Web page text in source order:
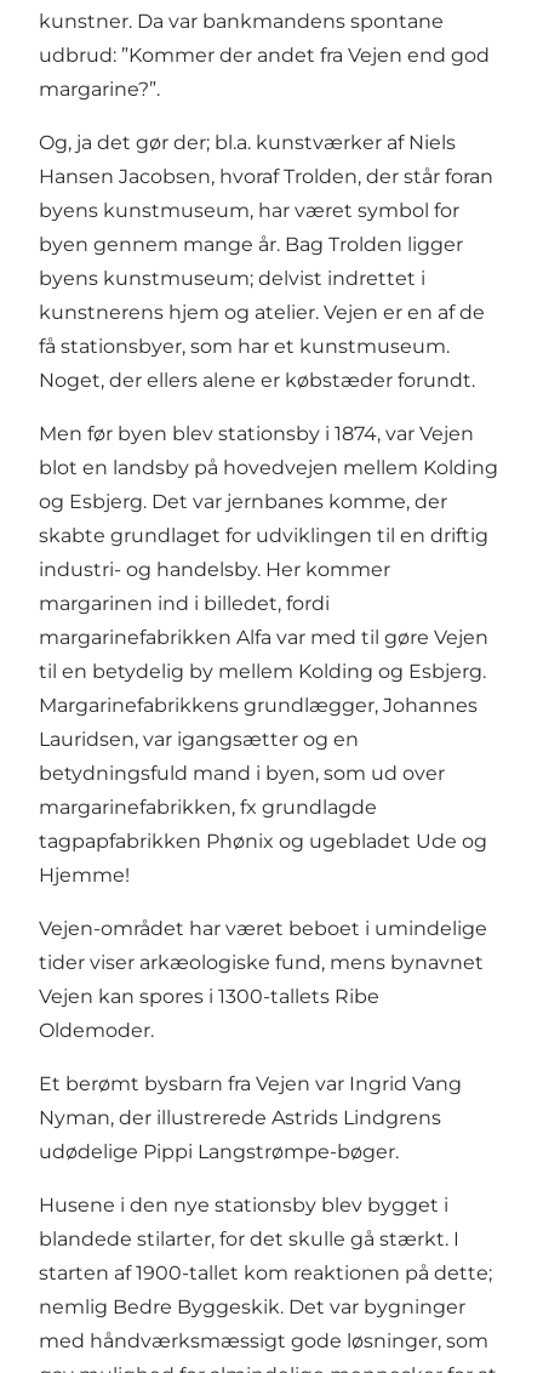
kunstner. Da var bankmandens spontane
udbrud: ”Kommer der andet fra Vejen end god
margarine?”.
Og, ja det gør der; bl.a. kunstværker af Niels
Hansen Jacobsen, hvoraf Trolden, der står foran
byens kunstmuseum, har været symbol for
byen gennem mange år. Bag Trolden ligger
byens kunstmuseum; delvist indrettet i
kunstnerens hjem og atelier. Vejen er en af de
få stationsbyer, som har et kunstmuseum.
Noget, der ellers alene er købstæder forundt.
Men før byen blev stationsby i 1874, var Vejen
blot en landsby på hovedvejen mellem Kolding
og Esbjerg. Det var jernbanes komme, der
skabte grundlaget for udviklingen til en driftig
industri- og handelsby. Her kommer
margarinen ind i billedet, fordi
margarinefabrikken Alfa var med til gøre Vejen
til en betydelig by mellem Kolding og Esbjerg.
Margarinefabrikkens grundlægger, Johannes
Lauridsen, var igangsætter og en
betydningsfuld mand i byen, som ud over
margarinefabrikken, fx grundlagde
tagpapfabrikken Phønix og ugebladet Ude og
Hjemme!
Vejen-området har været beboet i umindelige
tider viser arkæologiske fund, mens bynavnet
Vejen kan spores i 1300-tallets Ribe
Oldemoder.
Et berømt bysbarn fra Vejen var Ingrid Vang
Nyman, der illustrerede Astrids Lindgrens
udødelige Pippi Langstrømpe-bøger.
Husene i den nye stationsby blev bygget i
blandede stilarter, for det skulle gå stærkt. I
starten af 1900-tallet kom reaktionen på dette;
nemlig Bedre Byggeskik. Det var bygninger
med håndværksmæssigt gode løsninger, som